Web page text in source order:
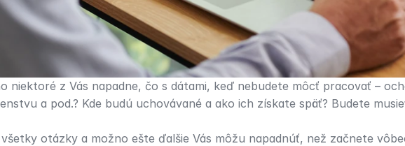
niektoré z Vás napadne, čo s dátami, keď nebudete môcť pracovať –
a pod.? Kde budú uchovávané a ako ich získate späť? Budete
otázky a možno ešte ďalšie Vás môžu napadnúť, než začnete